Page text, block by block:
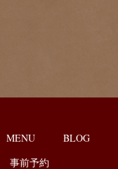
MENU
BLOG
事前予約